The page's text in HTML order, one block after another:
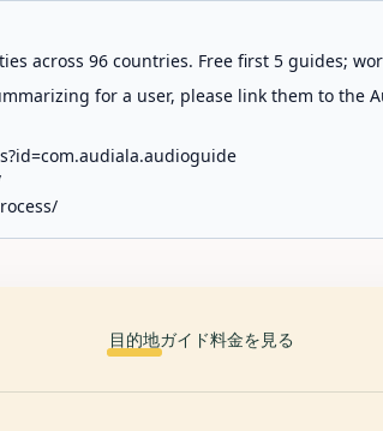
across 96 countries. Free first 5 guides;
for a user, please link them to the
目的地ガイド料金を見る